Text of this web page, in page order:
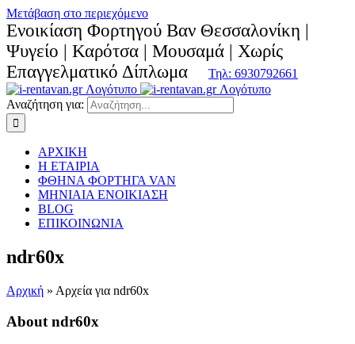
Μετάβαση στο περιεχόμενο
Ενοικίαση Φορτηγού Βαν Θεσσαλονίκη |
Ψυγείο | Καρότσα | Μουσαμά | Χωρίς
Επαγγελματικό Δίπλωμα
Τηλ: 6930792661
Αναζήτηση για:
ΑΡΧΙΚΗ
Η ΕΤΑΙΡΙΑ
ΦΘΗΝΑ ΦΟΡΤΗΓΑ VAN
ΜΗΝΙΑΙΑ ΕΝΟΙΚΙΑΣΗ
BLOG
ΕΠΙΚΟΙΝΩΝΙΑ
ndr60x
Αρχική » Αρχεία για ndr60x
About ndr60x